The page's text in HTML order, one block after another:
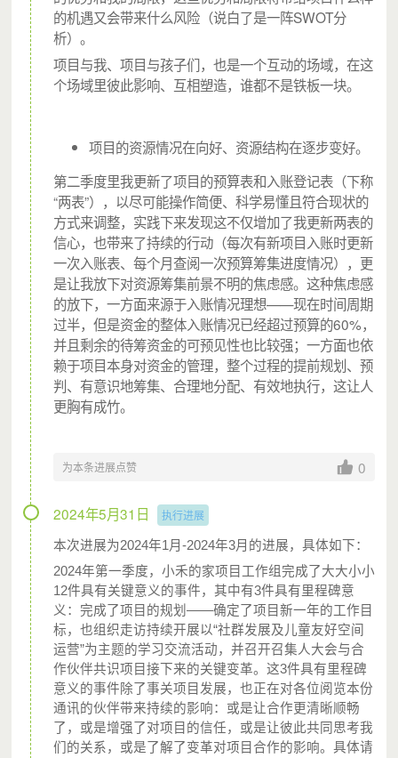
城市支教志愿者通过日常开展社区活动、课程，为城中村社
区流动儿童营造儿童友好的社区环境。
持续稳定的城市支教志愿者力量，便可盘活社区资源，运营
固定开放、安全友好的儿童社区空间——小禾的家。
过去两年，我们与城市支教志愿者一起，利用起社区中心、
图书馆、村祠堂等公共场地资源，参与城中村社区营造，为
流动儿童提供教育支持活动，不仅在珠三角地区运营起20个
小禾的家，更把支教活动覆盖到广东省11个城市62个社区。
千禾期待，让每个城中村社区都有城市支教志愿者，都有小
禾的家，推动教育公平，让社区成为一个温暖友善互助共同
体。
的机遇又会带来什么风险（说白了是一阵SWOT分
析）。
项目与我、项目与孩子们，也是一个互动的场域，在这
个场域里彼此影响、互相塑造，谁都不是铁板一块。
项目的资源情况在向好、资源结构在逐步变好。
第二季度里我更新了项目的预算表和入账登记表（下称
“两表”），以尽可能操作简便、科学易懂且符合现状的
方式来调整，实践下来发现这不仅增加了我更新两表的
信心，也带来了持续的行动（每次有新项目入账时更新
一次入账表、每个月查阅一次预算筹集进度情况），更
是让我放下对资源筹集前景不明的焦虑感。这种焦虑感
的放下，一方面来源于入账情况理想——现在时间周期
过半，但是资金的整体入账情况已经超过预算的60%，
并且剩余的待筹资金的可预见性也比较强；一方面也依
赖于项目本身对资金的管理，整个过程的提前规划、预
判、有意识地筹集、合理地分配、有效地执行，这让人
更胸有成竹。
为本条进展点赞 0
2024年5月31日 执行进展
本次进展为2024年1月-2024年3月的进展，具体如下：
2024年第一季度，小禾的家项目工作组完成了大大小小
12件具有关键意义的事件，其中有3件具有里程碑意
义：完成了项目的规划——确定了项目新一年的工作目
标，也组织走访持续开展以“社群发展及儿童友好空间
运营”为主题的学习交流活动，并召开召集人大会与合
作伙伴共识项目接下来的关键变革。这3件具有里程碑
意义的事件除了事关项目发展，也正在对各位阅览本份
通讯的伙伴带来持续的影响：或是让合作更清晰顺畅
了，或是增强了对项目的信任，或是让彼此共同思考我
们的关系，或是了解了变革对项目合作的影响。具体请